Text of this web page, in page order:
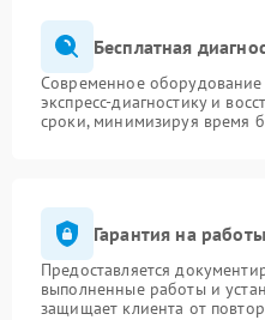
Бесплатная
Современное
экспресс-диагностику и
сроки, минимизируя время
Гарантия на
Предоставляется
выполненные работы и
защищает клиента от